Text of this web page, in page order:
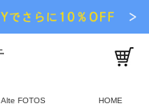
Alte FOTOS HOME